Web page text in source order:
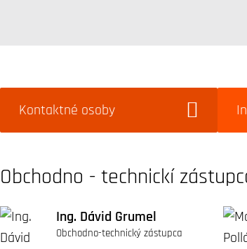
Kontaktné osoby
Obchodno - technickí
Ing. Dávid Grumel
Obchodno-technický zástupca